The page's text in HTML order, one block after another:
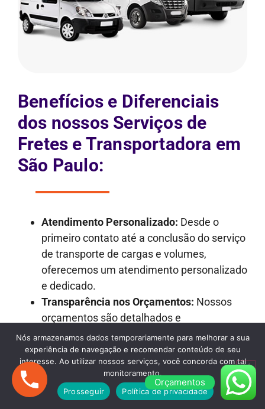
Benefícios e Diferenciais
dos nossos Serviços de
Fretes e Transportadora em
São Paulo:
Atendimento Personalizado: Desde o
primeiro contato até a conclusão do serviço
de transporte de cargas e volumes,
oferecemos um atendimento personalizado
e dedicado.
Transparência nos Orçamentos: Nossos
orçamentos são detalhados e
transparentes, garantindo que não haja
surpresas desagradáveis ao longo do
processo.
Frota Versátil:
Dispomos de uma frota
variada de veículos, incluindo caminhões de
Orçamentos
Nós armazenamos dados temporariamente para melhorar a sua
experiência de navegação e recomendar conteúdo de seu
interesse. Ao utilizar nossos serviços, você concorda com tal
monitoramento.
Prosseguir
Política de privacidade